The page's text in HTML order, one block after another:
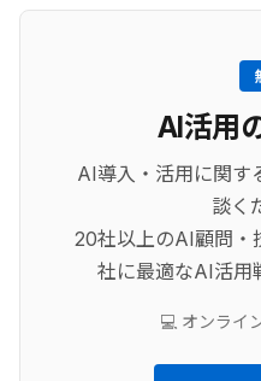
AI活用
AI導入・活用に関す
談く
20社以上のAI顧問・
社に最適なAI活用
💻 オンライ